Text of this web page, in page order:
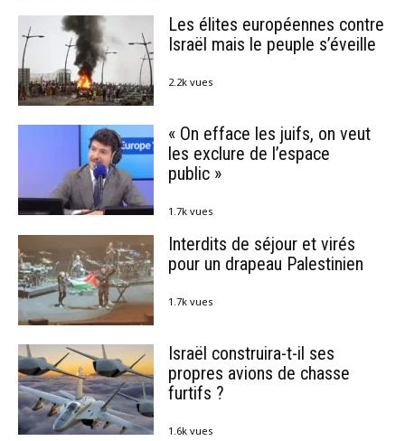
Les élites européennes contre
Israël mais le peuple s’éveille
2.2k vues
« On efface les juifs, on veut
les exclure de l’espace
public »
1.7k vues
Interdits de séjour et virés
pour un drapeau Palestinien
1.7k vues
Israël construira-t-il ses
propres avions de chasse
furtifs ?
1.6k vues